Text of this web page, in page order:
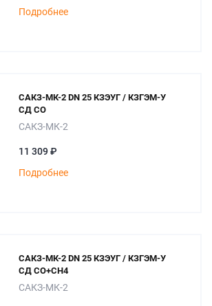
Подробнее
САКЗ-МК-2 DN 25 КЗЭУГ / КЗГЭМ-У
СД СО
САКЗ-МК-2
11 309 ₽
Подробнее
САКЗ-МК-2 DN 25 КЗЭУГ / КЗГЭМ-У
СД СО+СН4
САКЗ-МК-2